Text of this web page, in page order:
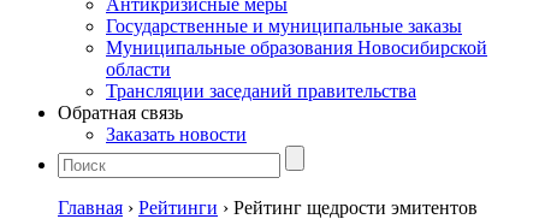
Антикризисные меры
Государственные и муниципальные заказы
Муниципальные образования Новосибирской
области
Трансляции заседаний правительства
Обратная связь
Заказать новости
Главная › Рейтинги › Рейтинг щедрости эмитентов